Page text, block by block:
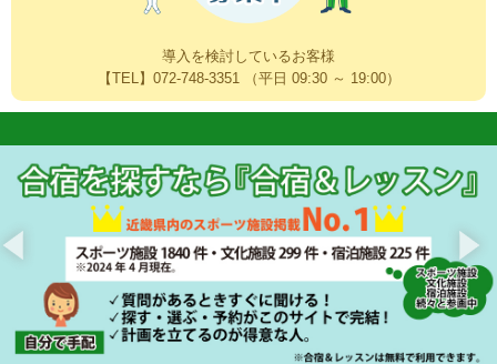
導入を検討しているお客様
【TEL】072-748-3351 （平日 09:30 ～ 19:00）